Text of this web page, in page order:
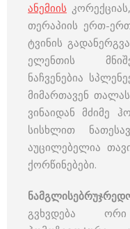
ანემიის
თერაპიის ერთ-
ტვინის
ელენთის
ნაჩვენებია
მიმართავენ
ვინაიდან მძიმე
სისხლით
აუცილებელია
ქორწინებები.
გვხვდება